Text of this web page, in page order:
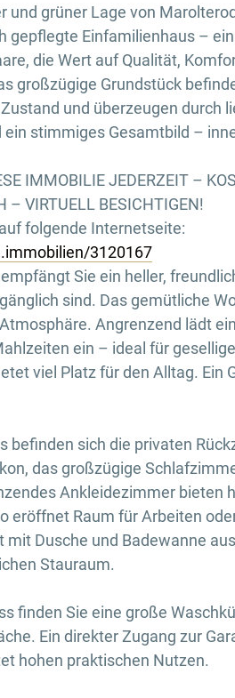
und grüner Lage von
gepflegte Einfamilienhaus –
die Wert auf Qualität,
großzügige Grundstück
und überzeugen durch
stimmiges Gesamtbild –
IMMOBILIE JEDERZEIT –
– VIRTUELL BESICHTIGEN!
folgende Internetseite:
3120167
Sie ein heller,
sind. Das gemütliche
Angrenzend lädt
ein – ideal für
viel Platz für den Alltag. Ein
befinden sich die privaten
das großzügige
Ankleidezimmer bieten
eröffnet Raum für Arbeiten
mit Dusche und Badewanne
Stauraum.
finden Sie eine große
Ein direkter Zugang zur
hohen praktischen Nutzen.